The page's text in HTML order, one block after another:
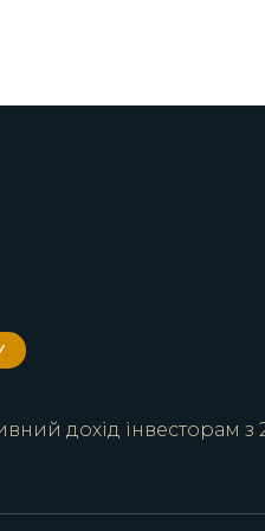
дохід інвесторам з